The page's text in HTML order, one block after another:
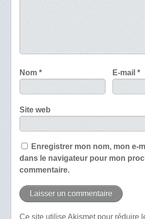
Nom * E-mail*
Site web
Enregistrer mon nom, mon e-
dans le navigateur pour mon
commentaire.
Ce site utilise Akismet pour réduire